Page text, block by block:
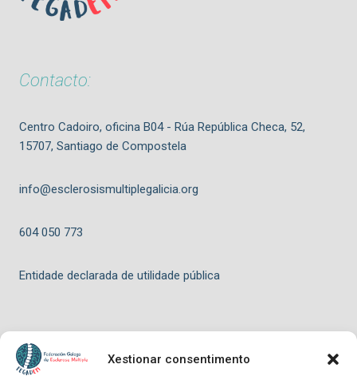
Xestionar consentimento
Contacto:
Centro Cadoiro, oficina B04 - Rúa República Checa, 52,
15707, Santiago de Compostela
info@esclerosismultiplegalicia.org
604 050 773
Entidade declarada de utilidade pública